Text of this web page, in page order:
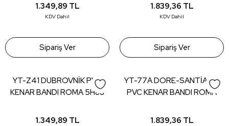
1.349,89 TL
KDV Dahil
Sipariş Ver
1.839,36 TL
KDV Dahil
Sipariş Ver
YT-Z41 DUBROVNİK PVC
KENAR BANDI ROMA 5H88
1.349,89 TL
YT-77A DORE-SANTİAGO
PVC KENAR BANDI ROMA
1.839,36 TL